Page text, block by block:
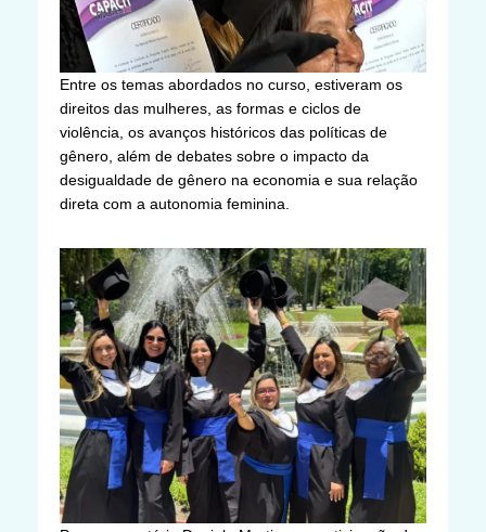
Entre os temas abordados no curso, estiveram os
direitos das mulheres, as formas e ciclos de
violência, os avanços históricos das políticas de
gênero, além de debates sobre o impacto da
desigualdade de gênero na economia e sua relação
direta com a autonomia feminina.